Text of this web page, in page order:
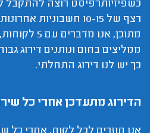
כשפיזיותרפיסט רוצה להתקבל
רצף של 10-15 חשבוניות
מתוכן, אנו
ממליצים בחום ונותנים דירוג
כך יש לנו דירוג התחלתי.
הדירוג מתעדכן אחרי כל